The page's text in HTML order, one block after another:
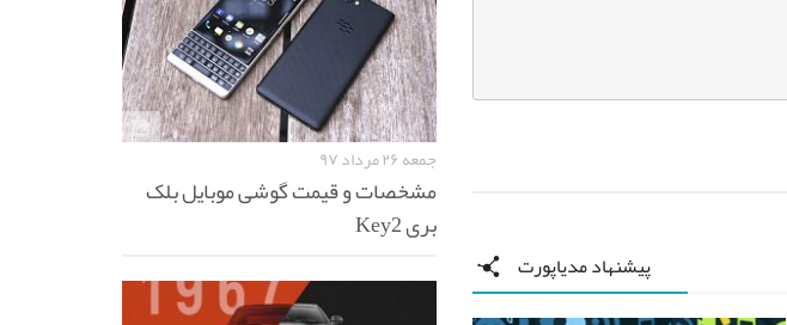
پیشنهاد مدیاپورت
جمعه ۲۶ مرداد ۹۷
مشخصات و قیمت گوشی موبایل بلک
بری Key2